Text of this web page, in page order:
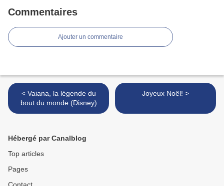
Commentaires
Ajouter un commentaire
< Vaiana, la légende du
bout du monde (Disney)
Joyeux Noël! >
Hébergé par Canalblog
Top articles
Pages